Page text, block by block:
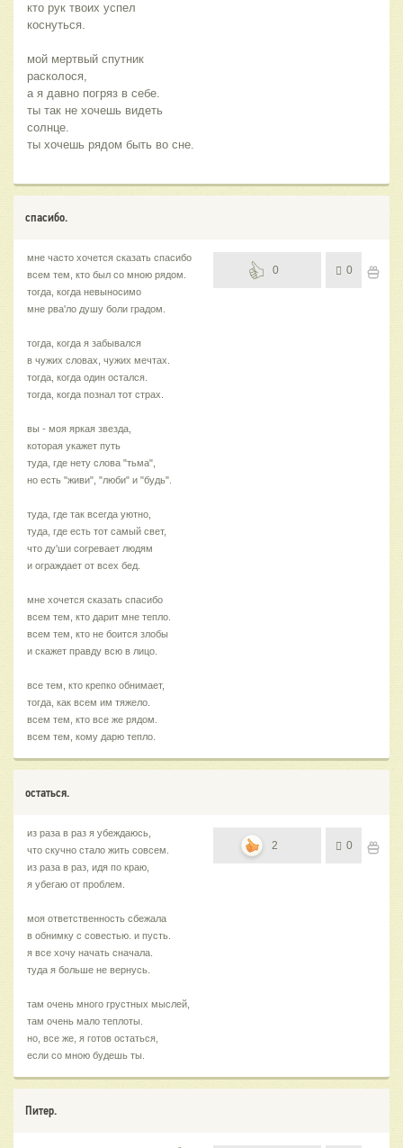
кто рук твоих успел
коснуться.
мой мертвый спутник
расколося,
а я давно погряз в себе.
ты так не хочешь видеть
солнце.
ты хочешь рядом быть во сне.
спасибо.
мне часто хочется сказать спасибо
всем тем, кто был со мною рядом.
тогда, когда невыносимо
мне рва'ло душу боли градом.
тогда, когда я забывался
в чужих словах, чужих мечтах.
тогда, когда один остался.
тогда, когда познал тот страх.
вы - моя яркая звезда,
которая укажет путь
туда, где нету слова "тьма",
но есть "живи", "люби" и "будь".
туда, где так всегда уютно,
туда, где есть тот самый свет,
что ду'ши согревает людям
и ограждает от всех бед.
мне хочется сказать спасибо
всем тем, кто дарит мне тепло.
всем тем, кто не боится злобы
и скажет правду всю в лицо.
все тем, кто крепко обнимает,
тогда, как всем им тяжело.
всем тем, кто все же рядом.
всем тем, кому дарю тепло.
0 0
остаться.
из раза в раз я убеждаюсь,
что скучно стало жить совсем.
из раза в раз, идя по краю,
я убегаю от проблем.
моя ответственность сбежала
в обнимку с совестью. и пусть.
я все хочу начать сначала.
туда я больше не вернусь.
там очень много грустных мыслей,
там очень мало теплоты.
но, все же, я готов остаться,
если со мною будешь ты.
2 0
Питер.